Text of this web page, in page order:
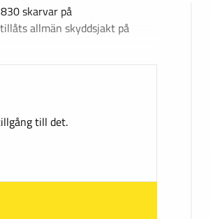
skarvar på
allmän skyddsjakt på
till det.